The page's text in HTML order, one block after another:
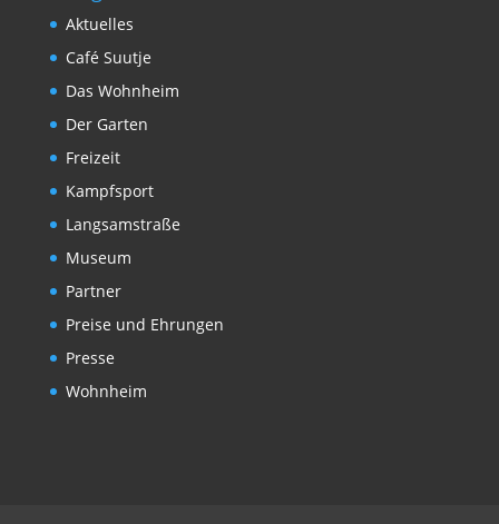
Aktuelles
Café Suutje
Das Wohnheim
Der Garten
Freizeit
Kampfsport
Langsamstraße
Museum
Partner
Preise und Ehrungen
Presse
Wohnheim